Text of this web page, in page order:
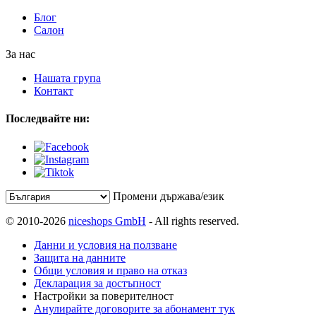
Блог
Салон
За нас
Нашата група
Контакт
Последвайте ни:
Промени държава/език
© 2010-2026 niceshops GmbH - All rights reserved.
Данни и условия на ползване
Защита на данните
Общи условия и право на отказ
Декларация за достъпност
Настройки за поверителност
Анулирайте договорите за абонамент тук